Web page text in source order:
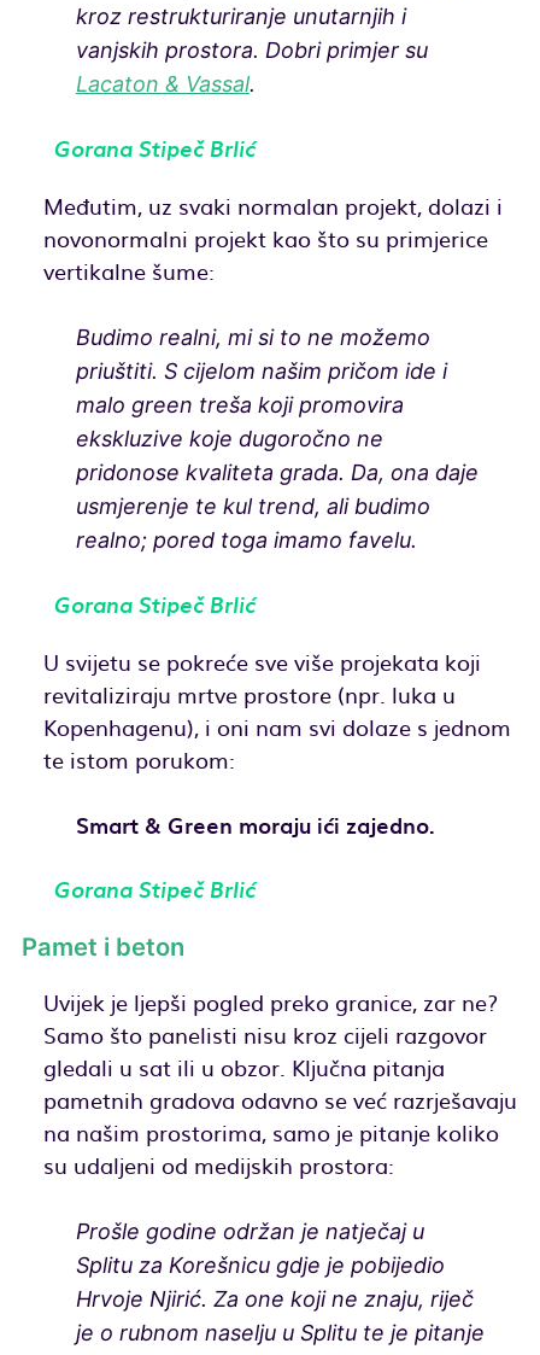
kroz restrukturiranje unutarnjih i
vanjskih prostora. Dobri primjer su
Lacaton & Vassal.
Gorana Stipeč Brlić
Međutim, uz svaki normalan projekt, dolazi i
novonormalni projekt kao što su primjerice
vertikalne šume:
Budimo realni, mi si to ne možemo
priuštiti. S cijelom našim pričom ide i
malo green treša koji promovira
ekskluzive koje dugoročno ne
pridonose kvaliteta grada. Da, ona daje
usmjerenje te kul trend, ali budimo
realno; pored toga imamo favelu.
Gorana Stipeč Brlić
U svijetu se pokreće sve više projekata koji
revitaliziraju mrtve prostore (npr. luka u
Kopenhagenu), i oni nam svi dolaze s jednom
te istom porukom:
Smart & Green moraju ići zajedno.
Gorana Stipeč Brlić
Pamet i beton
Uvijek je ljepši pogled preko granice, zar ne?
Samo što panelisti nisu kroz cijeli razgovor
gledali u sat ili u obzor. Ključna pitanja
pametnih gradova odavno se već razrješavaju
na našim prostorima, samo je pitanje koliko
su udaljeni od medijskih prostora:
Prošle godine održan je natječaj u
Splitu za Korešnicu gdje je pobijedio
Hrvoje Njirić. Za one koji ne znaju, riječ
je o rubnom naselju u Splitu te je pitanje